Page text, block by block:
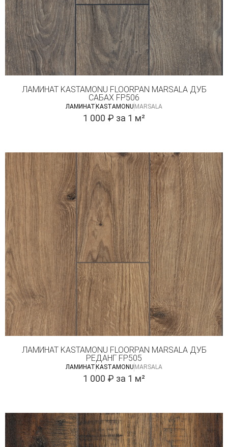
ЛАМИНАТ KASTAMONU FLOORPAN MARSALA ДУБ
САБАХ FP506
ЛАМИНАТКASTAMONU MARSALA
1 000 ₽ за 1 м²
ЛАМИНАТ KASTAMONU FLOORPAN MARSALA ДУБ
РЕДАНГ FP505
ЛАМИНАТ КASTAMONU MARSALA
1 000 ₽ за 1 м²